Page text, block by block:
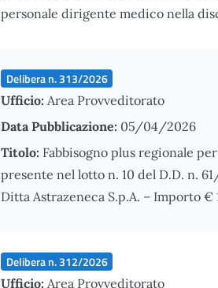
personale dirigente medico nella
Delibera n. 313/2026
Ufficio: Area Provveditorato
Data Pubblicazione: 05/04/2026
Titolo: Fabbisogno plus regionale
presente nel lotto n. 10 del D.D. n.
Ditta Astrazeneca S.p.A. – Importo €
Delibera n. 312/2026
Ufficio: Area Provveditorato